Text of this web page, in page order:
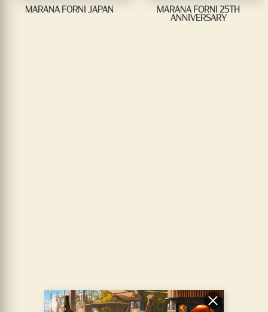
MARANA FORNI JAPAN
MARANA FORNI 25TH
ANNIVERSARY